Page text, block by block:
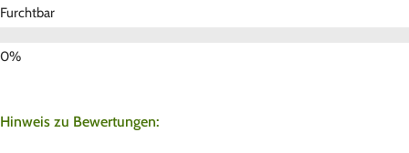
Furchtbar
Hinweis zu Bewertungen: